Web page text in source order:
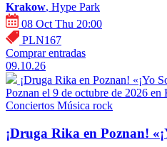
Krakow, Hype Park
08 Oct Thu 20:00
PLN167
Comprar entradas
09.10.26
¡Druga Rika en Poznan! «¡Yo
Poznan el 9 de octubre de 2026
Conciertos Música rock
¡Druga Rika en Poznan!